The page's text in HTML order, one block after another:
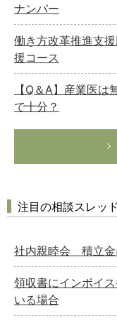
ナンバー
働き方改革推進支
援コース
【Q＆A】産業医
で十分？
注目の相談スレッド
社内親睦会 積立金
領収書にインボイ
いる場合